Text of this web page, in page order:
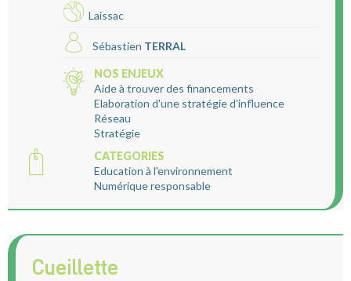
Laissac
Sébastien TERRAL
NOS ENJEUX
Aide à trouver des financements
Elaboration d'une stratégie d'influence
Réseau
Stratégie
CATEGORIES
Education à l'environnement
Numérique responsable
Cueillette